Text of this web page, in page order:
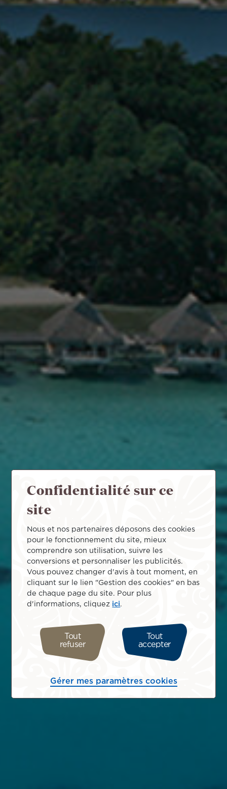
Confidentialité sur ce
site
Nous et nos partenaires déposons des cookies
pour le fonctionnement du site, mieux
comprendre son utilisation, suivre les
conversions et personnaliser les publicités.
Vous pouvez changer d'avis à tout moment, en
cliquant sur le lien "Gestion des cookies" en bas
de chaque page du site. Pour plus
d'informations, cliquez ici.
Tout
refuser
Tout
accepter
Gérer mes paramètres cookies